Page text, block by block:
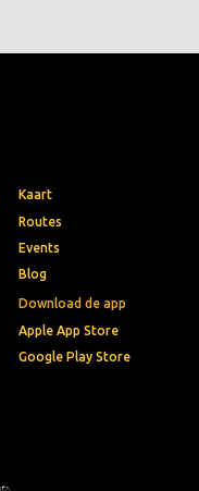
Download de app
Apple App Store
Google Play Store
Kaart
Routes
Events
Blog